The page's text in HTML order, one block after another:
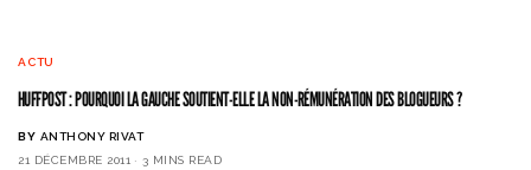
ACTU
HUFFPOST : POURQUOI LA GAUCHE SOUTIENT-ELLE LA NON-RÉMUNÉRATION DES BLOGUEURS ?
BY ANTHONY RIVAT
21 DÉCEMBRE 2011
3 MINS READ